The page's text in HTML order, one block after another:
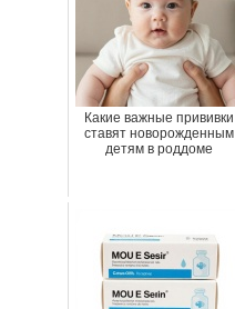
Какие важные прививки
ставят новорожденным
детям в роддоме